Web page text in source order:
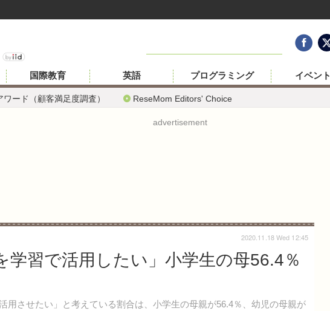
ワード（顧客満足度調査） ReseMom Editors' Choice
国際教育 英語 プログラミング イベント
advertisement
学習で活用したい」小学生の母56.4％
させたい」と考えている割合は、小学生の母親が56.4％、幼児の母親が
2020.11.18 Wed 12:45